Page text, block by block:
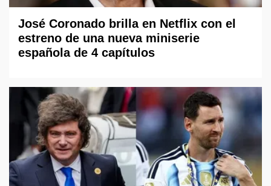
José Coronado brilla en Netflix con el
estreno de una nueva miniserie
española de 4 capítulos